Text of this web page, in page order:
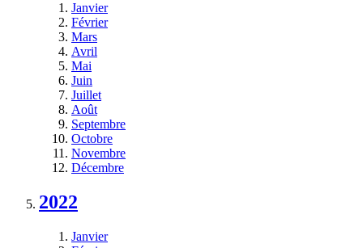
Janvier
Février
Mars
Avril
Mai
Juin
Juillet
Août
Septembre
Octobre
Novembre
Décembre
2022
Janvier